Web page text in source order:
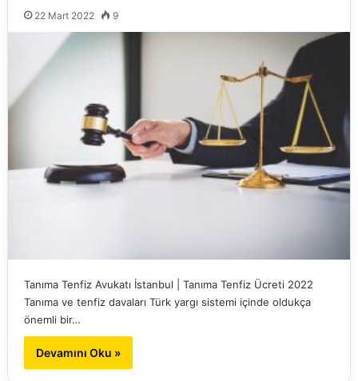
22 Mart 2022 9
Tanıma Tenfiz Avukatı İstanbul | Tanıma Tenfiz Ücreti 2022
Tanıma ve tenfiz davaları Türk yargı sistemi içinde oldukça
önemli bir…
Devamını Oku »